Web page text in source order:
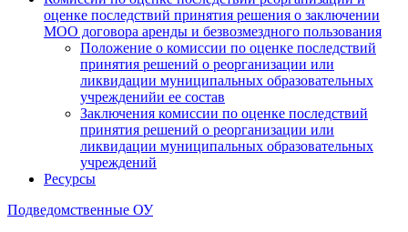
оценке последствий принятия решения о заключении
МОО договора аренды и безвозмездного пользования
Положение о комиссии по оценке последствий
принятия решений о реорганизации или
ликвидации муниципальных образовательных
учрежденийи ее состав
Заключения комиссии по оценке последствий
принятия решений о реорганизации или
ликвидации муниципальных образовательных
учреждений
Ресурсы
Подведомственные ОУ